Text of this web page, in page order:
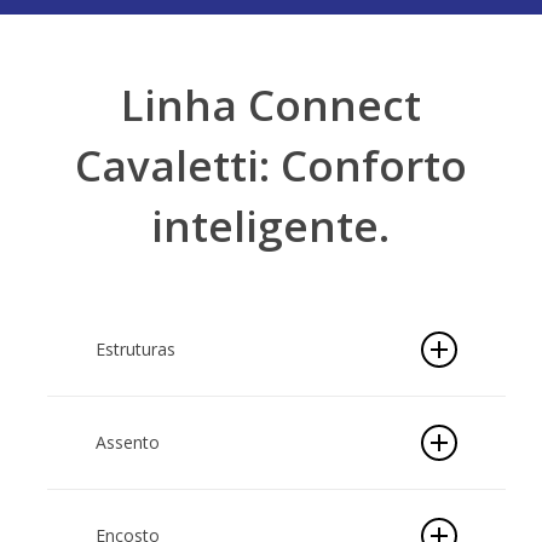
Linha Connect
Cavaletti: Conforto
inteligente.
Estruturas
Assento
Encosto